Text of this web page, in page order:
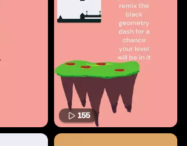
155